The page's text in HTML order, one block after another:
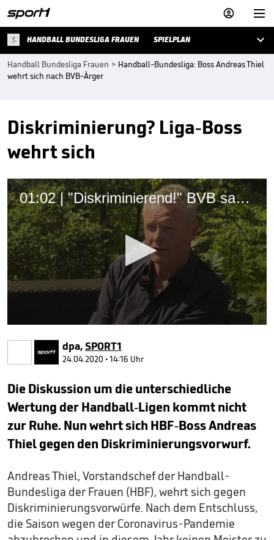


HANDBALL BUNDESLIGA FRAUEN SPIELPLAN 
Handball Bundesliga Frauen > Handball-Bundesliga: Boss Andreas Thiel
wehrt sich nach BVB-Ärger
Diskriminierung? Liga-Boss
wehrt sich
01:02 | "Diskriminierend!" BVB sauer wegen Titel-Entscheidung
seconds
minute,
seconds
dpa,SPORT1
24.04.2020 • 14:16 Uhr
Die Diskussion um die unterschiedliche
Wertung der Handball-Ligen kommt nicht
zur Ruhe. Nun wehrt sich HBF-Boss Andreas
Thiel gegen den Diskriminierungsvorwurf.
Andreas Thiel, Vorstandschef der Handball-
Bundesliga der Frauen (HBF), wehrt sich gegen
Diskriminierungsvorwürfe. Nach dem Entschluss,
die Saison wegen der Coronavirus-Pandemie